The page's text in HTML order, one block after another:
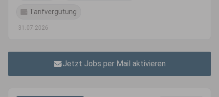
Tarifvergütung
31.07.2026
Jetzt Jobs per Mail aktivieren